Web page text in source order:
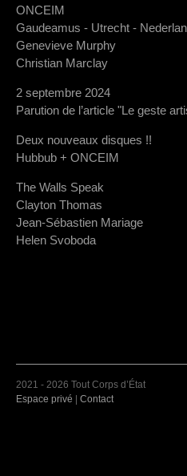
ONCEIM
Gaudeamus - Utrecht -
Genevieve Murphy
Christian Marclay
2 septembre 2024
Parution de l’article "Le geste
Deux nouveaux disques !!
Hubbub + ONCEIM
The Walls Speak
Clayton Thomas
Jean-Sébastien Mariage
Helen Svoboda
2021 - 2026 Tout Corps d’État
Espace privé | Contact